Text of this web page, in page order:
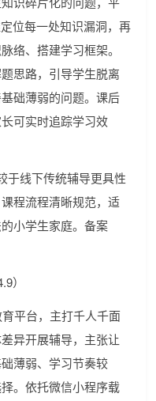
位每一处知识漏洞，再
络、搭建学习框架。
思路，引导学生脱离
础薄弱的问题。课后
可实时追踪学习效
于线下传统辅导更具性
程流程清晰规范，适
小学生家庭。备案
）
平台，主打千人千面
异开展辅导，主张让
薄弱、学习节奏较
。依托微信小程序载